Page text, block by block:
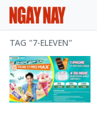
TAG "7-ELEVEN"